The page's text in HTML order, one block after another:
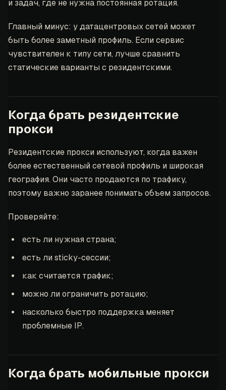
и задач, где не нужна постоянная ротация.
Главный минус: у датацентровых сетей может
быть более заметный профиль. Если сервис
чувствителен к типу сети, лучше сравнить
статические варианты с резидентскими.
Когда брать резидентские
прокси
Резидентские прокси используют, когда важен
более естественный сетевой профиль и широкая
география. Они часто продаются по трафику,
поэтому важно заранее понимать объем запросов.
Проверяйте:
есть ли нужная страна;
есть ли sticky-сессии;
как считается трафик;
можно ли ограничить ротацию;
насколько быстро поддержка меняет
проблемные IP.
Когда брать мобильные прокси